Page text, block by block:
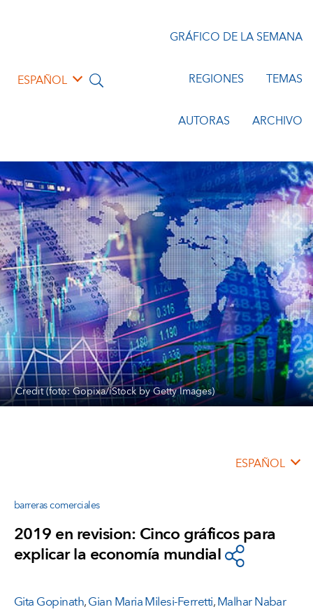
ESPAÑOL
GRÁFICO DE LA SEMANA
REGIONES TEMAS
AUTORAS ARCHIVO
Credit (foto: Gopixa/iStock by Getty Images)
ESPAÑOL
barreras comerciales
2019 en revision: Cinco gráficos para
explicar la economía mundial
Gita Gopinath,Gian Maria Milesi-Ferretti,Malhar Nabar